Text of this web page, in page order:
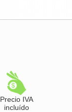
Precio IVA
incluído